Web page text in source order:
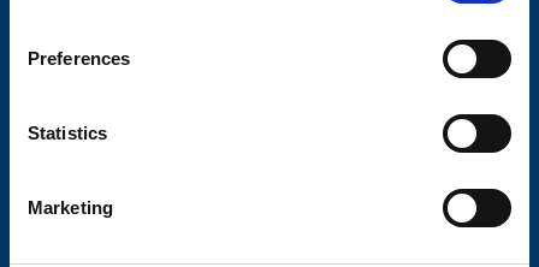
Preferences
Statistics
Marketing
Släpvagnsservice
Frågor & Svar
Butikskoncept